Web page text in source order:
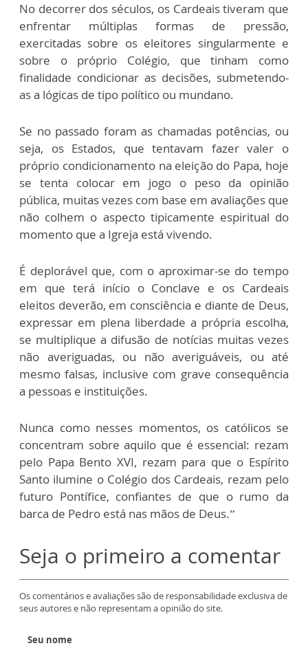
No decorrer dos séculos, os Cardeais tiveram que
enfrentar múltiplas formas de pressão,
exercitadas sobre os eleitores singularmente e
sobre o próprio Colégio, que tinham como
finalidade condicionar as decisões, submetendo-
as a lógicas de tipo político ou mundano.
Se no passado foram as chamadas potências, ou
seja, os Estados, que tentavam fazer valer o
próprio condicionamento na eleição do Papa, hoje
se tenta colocar em jogo o peso da opinião
pública, muitas vezes com base em avaliações que
não colhem o aspecto tipicamente espiritual do
momento que a Igreja está vivendo.
É deplorável que, com o aproximar-se do tempo
em que terá início o Conclave e os Cardeais
eleitos deverão, em consciência e diante de Deus,
expressar em plena liberdade a própria escolha,
se multiplique a difusão de notícias muitas vezes
não averiguadas, ou não averiguáveis, ou até
mesmo falsas, inclusive com grave consequência
a pessoas e instituições.
Nunca como nesses momentos, os católicos se
concentram sobre aquilo que é essencial: rezam
pelo Papa Bento XVI, rezam para que o Espírito
Santo ilumine o Colégio dos Cardeais, rezam pelo
futuro Pontífice, confiantes de que o rumo da
barca de Pedro está nas mãos de Deus.”
Seja o primeiro a comentar
Os comentários e avaliações são de responsabilidade exclusiva de
seus autores e não representam a opinião do site.
Seu nome